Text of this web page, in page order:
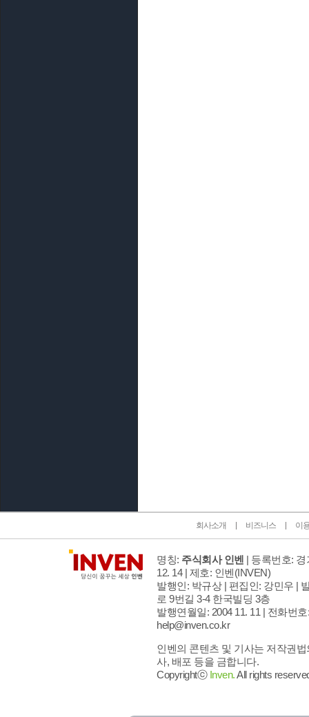
회사소개 비즈니스 이
명칭: 주식회사 인벤 | 등록번호:
12. 14 | 제호: 인벤(INVEN)
발행인: 박규상 | 편집인: 강민우 |
로 9번길 3-4 한국빌딩 3층
발행연월일: 2004 11. 11 | 전화번호
help@inven.co.kr
인벤의 콘텐츠 및 기사는 저작권
사, 배포 등을 금합니다.
Copyrightⓒ Inven.All rights